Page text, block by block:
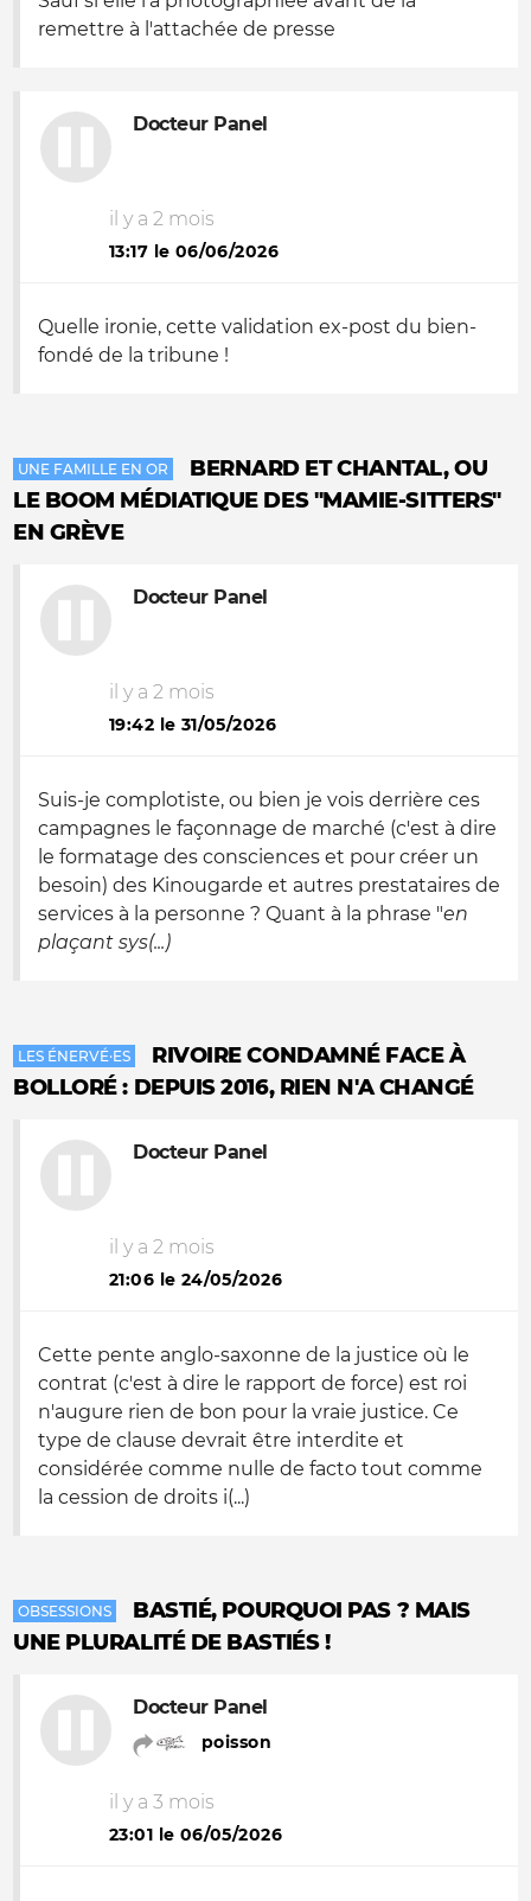
remettre à l'attachée de presse
Docteur Panel
il y a 2 mois
13:17 le 06/06/2026
Quelle ironie, cette validation ex-post du bien-
fondé de la tribune !
UNE FAMILLE EN OR
BERNARD ET CHANTAL, OU
LE BOOM MÉDIATIQUE DES "MAMIE-SITTERS"
EN GRÈVE
Docteur Panel
il y a 2 mois
19:42 le 31/05/2026
Suis-je complotiste, ou bien je vois derrière ces
campagnes le façonnage de marché (c'est à dire
le formatage des consciences et pour créer un
besoin) des Kinougarde et autres prestataires de
services à la personne ? Quant à la phrase "en
plaçant sys(...)
LES ÉNERVÉ·ES
RIVOIRE CONDAMNÉ FACE À
BOLLORÉ : DEPUIS 2016, RIEN N'A CHANGÉ
Docteur Panel
il y a 2 mois
21:06 le 24/05/2026
Cette pente anglo-saxonne de la justice où le
contrat (c'est à dire le rapport de force) est roi
n'augure rien de bon pour la vraie justice. Ce
type de clause devrait être interdite et
considérée comme nulle de facto tout comme
la cession de droits i(...)
OBSESSIONS
BASTIÉ, POURQUOI PAS ? MAIS
UNE PLURALITÉ DE BASTIÉS !
Docteur Panel
poisson
il y a 3 mois
23:01 le 06/05/2026